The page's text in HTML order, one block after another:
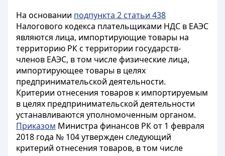
На основании подпункта 2 статьи 438
Налогового кодекса плательщиками НДС в ЕАЭС
являются лица, импортирующие товары на
территорию РК с территории государств-
членов ЕАЭС, в том числе физические лица,
импортирующее товары в целях
предпринимательской деятельности.
Критерии отнесения товаров к импортируемым
в целях предпринимательской деятельности
устанавливаются уполномоченным органом.
Приказом Министра финансов РК от 1 февраля
2018 года № 104 утвержден следующий
критерий отнесения товаров, в том числе